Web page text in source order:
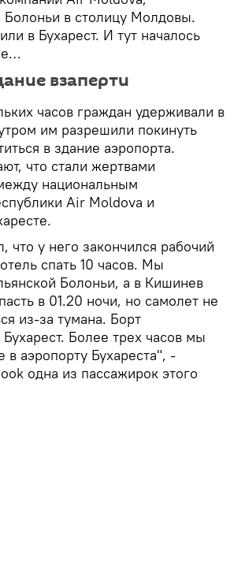
Болоньи в столицу Молдовы.
в Бухарест. И тут началось
взаперти
часов граждан удерживали в
им разрешили покинуть
в здание аэропорта.
что стали жертвами
национальным
Air Moldova и
что у него закончился рабочий
спать 10 часов. Мы
Болоньи, а в Кишинев
в 01.20 ночи, но самолет не
из-за тумана. Борт
Более трех часов мы
в аэропорту Бухареста", -
одна из пассажирок этого